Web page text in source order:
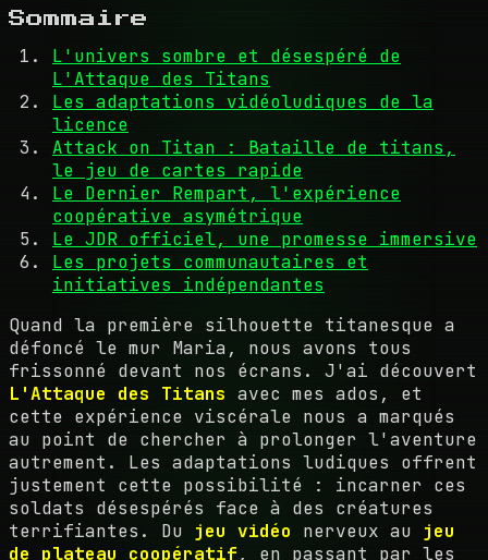
Sommaire
L'univers sombre et désespéré de
L'Attaque des Titans
Les adaptations vidéoludiques de la
licence
Attack on Titan : Bataille de titans,
le jeu de cartes rapide
Le Dernier Rempart, l'expérience
coopérative asymétrique
Le JDR officiel, une promesse immersive
Les projets communautaires et
initiatives indépendantes
Quand la première silhouette titanesque a
défoncé le mur Maria, nous avons tous
frissonné devant nos écrans. J'ai découvert
L'Attaque des Titans avec mes ados, et
cette expérience viscérale nous a marqués
au point de chercher à prolonger l'aventure
autrement. Les adaptations ludiques offrent
justement cette possibilité : incarner ces
soldats désespérés face à des créatures
terrifiantes. Du jeu vidéo nerveux au jeu
de plateau coopératif, en passant par les